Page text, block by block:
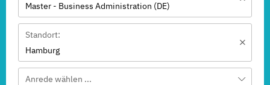
Master - Business Administration (DE)
Standort:
Hamburg
Anrede wählen ...